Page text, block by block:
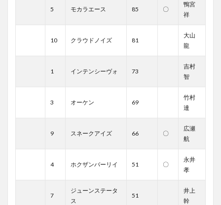
5 モカラエース 85 〇
鴨宮
祥
10 クラウドノイズ 81
大山
龍
1 インテンシーヴォ 73
吉村
智
3 オーケン 69
竹村
達
9 スネークアイズ 66 〇
広瀬
航
4 ホクザンバーリイ 51 〇
永井
孝
7
ジューンステータ
ス
51
井上
幹